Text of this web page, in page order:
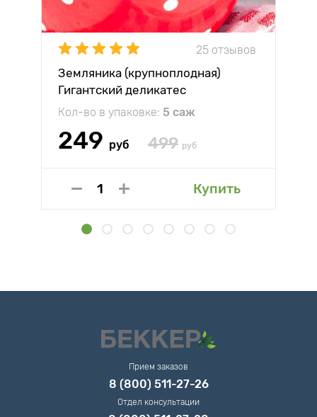
25 отзывов
Земляника (крупноплодная)
Гигантский деликатес
Кол-во в упаковке: 5 саж
249 руб 499 руб
Купить
Прием заказов
8 (800) 511-27-26
Отдел консультации